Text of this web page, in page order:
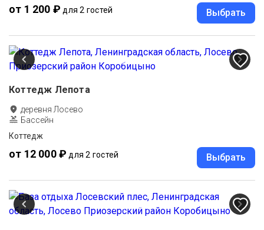
от 1 200 ₽ для 2 гостей Выбрать
Коттедж Лепота
деревня Лосево
Бассейн
Коттедж
от 12 000 ₽ для 2 гостей Выбрать